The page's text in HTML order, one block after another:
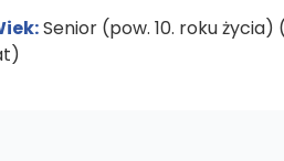
Senior (pow. 10. roku życia)